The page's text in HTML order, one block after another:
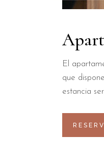
El
que
estancia